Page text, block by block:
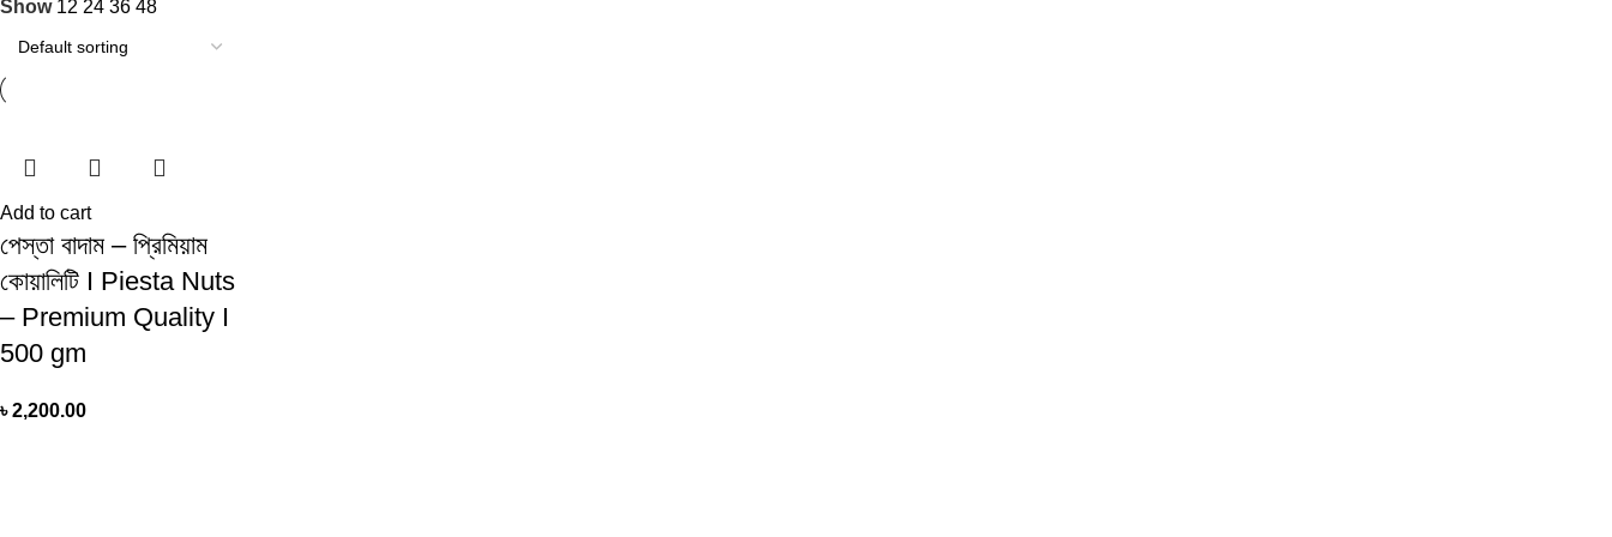
Show 12 24 36 48
Add to cart
পেস্তা বাদাম – প্রিমিয়াম
কোয়ালিটি I Piesta Nuts
– Premium Quality I
500 gm
৳2,200.00